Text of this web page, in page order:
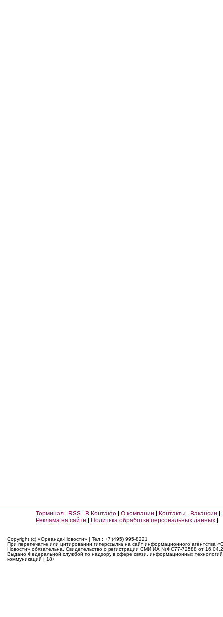
Терминал RSS В Контакте О компании Контакты
Вакансии
Реклама на сайте
Политика обработки персональных данных
Copyright (c) «Ореанда-Новости» | Тел.: +7 (495) 995-8221
При перепечатке или цитировании гиперссылка на сайт информационного агентства
Новости» обязательна. Свидетельство о регистрации СМИ ИА №ФС77-72588 от
Выдано Федеральной службой по надзору в сфере связи, информационных
коммуникаций | 18+